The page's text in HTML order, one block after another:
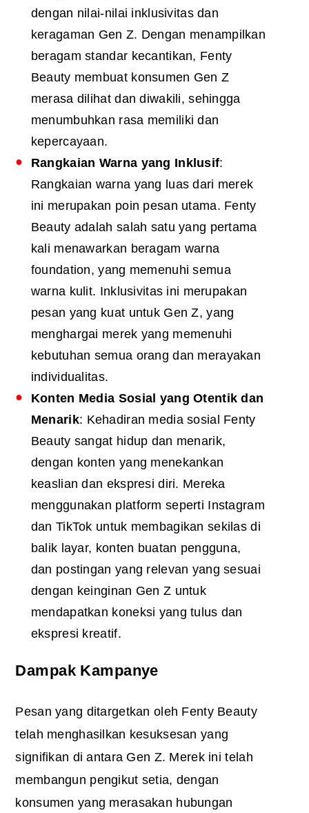
dengan nilai-nilai inklusivitas dan
keragaman Gen Z. Dengan menampilkan
beragam standar kecantikan, Fenty
Beauty membuat konsumen Gen Z
merasa dilihat dan diwakili, sehingga
menumbuhkan rasa memiliki dan
kepercayaan.
Rangkaian Warna yang Inklusif:
Rangkaian warna yang luas dari merek
ini merupakan poin pesan utama. Fenty
Beauty adalah salah satu yang pertama
kali menawarkan beragam warna
foundation, yang memenuhi semua
warna kulit. Inklusivitas ini merupakan
pesan yang kuat untuk Gen Z, yang
menghargai merek yang memenuhi
kebutuhan semua orang dan merayakan
individualitas.
Konten Media Sosial yang Otentik dan
Menarik: Kehadiran media sosial Fenty
Beauty sangat hidup dan menarik,
dengan konten yang menekankan
keaslian dan ekspresi diri. Mereka
menggunakan platform seperti Instagram
dan TikTok untuk membagikan sekilas di
balik layar, konten buatan pengguna,
dan postingan yang relevan yang sesuai
dengan keinginan Gen Z untuk
mendapatkan koneksi yang tulus dan
ekspresi kreatif.
Dampak Kampanye
Pesan yang ditargetkan oleh Fenty Beauty
telah menghasilkan kesuksesan yang
signifikan di antara Gen Z. Merek ini telah
membangun pengikut setia, dengan
konsumen yang merasakan hubungan